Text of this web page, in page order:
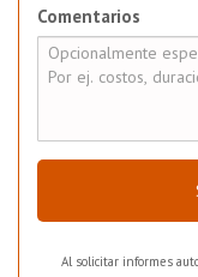
Comentarios
Al solicitar informes